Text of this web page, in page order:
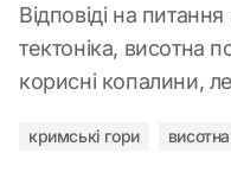
Відповіді на
тектоніка, висотна
корисні копалини,
кримські гори